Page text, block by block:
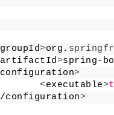
groupId>org.
artifactId>spring-
configuration>
<executable>
/configuration>
cookies,
no se